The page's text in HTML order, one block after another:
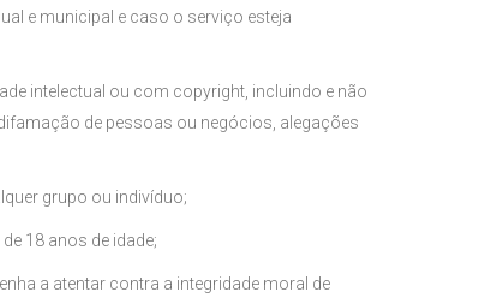
e municipal e caso o serviço esteja
intelectual ou com copyright, incluindo e não
de pessoas ou negócios, alegações
grupo ou indivíduo;
18 anos de idade;
a atentar contra a integridade moral de